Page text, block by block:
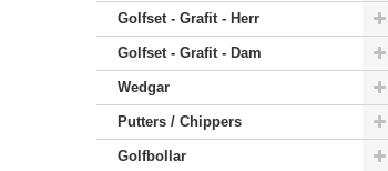
Golfset - Grafit - Herr
Golfset - Grafit - Dam
Wedgar
Putters / Chippers
Golfbollar